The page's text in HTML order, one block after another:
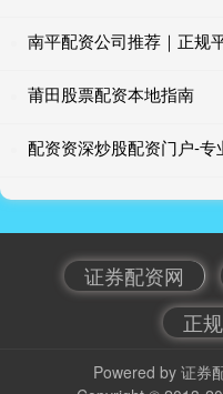
南平配资公司推荐｜正规
莆田股票配资本地指南
配资资深炒股配资门户-专
证券配资网
正
Powered by 证券